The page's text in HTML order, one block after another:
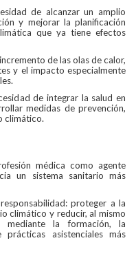
de alcanzar un amplio
y mejorar la planificación
que ya tiene efectos
de las olas de calor,
y el impacto especialmente
de integrar la salud en
medidas de prevención,
climático.
médica como agente
un sistema sanitario más
proteger a la
climático y reducir, al mismo
mediante la formación, la
asistenciales más